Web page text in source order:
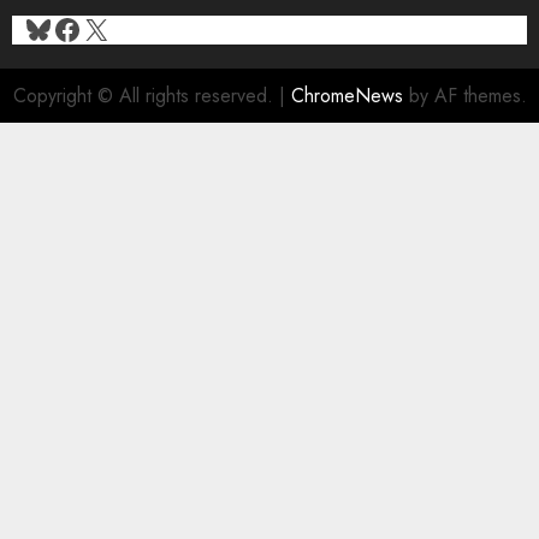
Bluesky
Facebook
X
Copyright © All rights reserved. | ChromeNews by AF themes.